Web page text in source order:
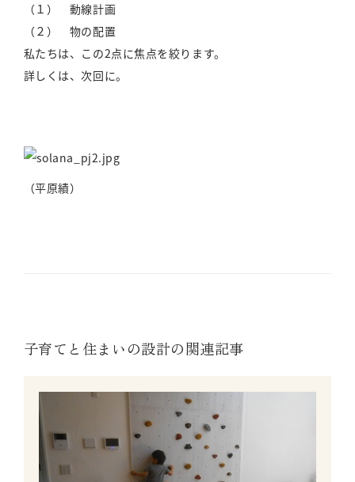
（１） 動線計画
（２） 物の配置
私たちは、この2点に焦点を絞ります。
詳しくは、次回に。
（平原績）
子育てと住まいの設計の関連記事